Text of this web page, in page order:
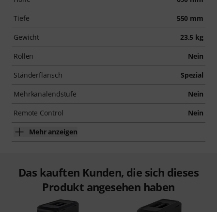
Tiefe 550 mm
Gewicht 23,5 kg
Rollen Nein
Ständerflansch Spezial
Mehrkanalendstufe Nein
Remote Control Nein
Mehr anzeigen
Das kauften Kunden, die sich dieses
Produkt angesehen haben